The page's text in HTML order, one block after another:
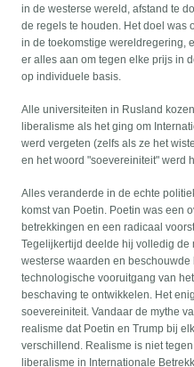
in de westerse wereld, afstand te
de regels te houden. Het doel was
in de toekomstige wereldregering,
er alles aan om tegen elke prijs in
op individuele basis.
Alle universiteiten in Rusland
liberalisme als het ging om
werd vergeten (zelfs als ze het
en het woord "soevereiniteit" werd
Alles veranderde in de echte
komst van Poetin. Poetin was een
betrekkingen en een radicaal
Tegelijkertijd deelde hij volledig
westerse waarden en
technologische vooruitgang van
beschaving te ontwikkelen. Het
soevereiniteit. Vandaar de mythe
realisme dat Poetin en Trump bij
verschillend. Realisme is niet
liberalisme in Internationale